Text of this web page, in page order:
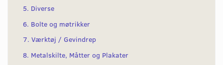
5. Diverse
6. Bolte og møtrikker
7. Værktøj / Gevindrep
8. Metalskilte, Måtter og Plakater